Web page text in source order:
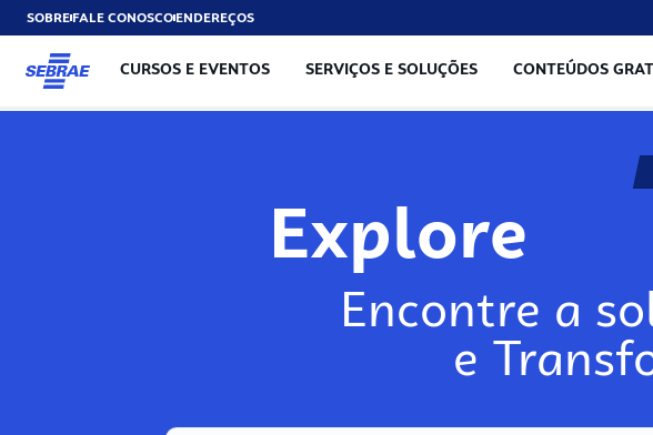
SOBREFALE CONOSCOENDEREÇOS
CURSOS E EVENTOS SERVIÇOS E SOLUÇÕES CONTEÚDOS
Explore
Encontre a
e